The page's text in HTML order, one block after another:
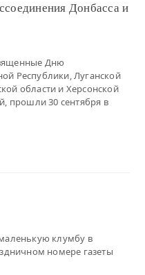
Донбасса и
Дню
Республики, Луганской
области и Херсонской
прошли 30 сентября в
клумбу в
номере газеты